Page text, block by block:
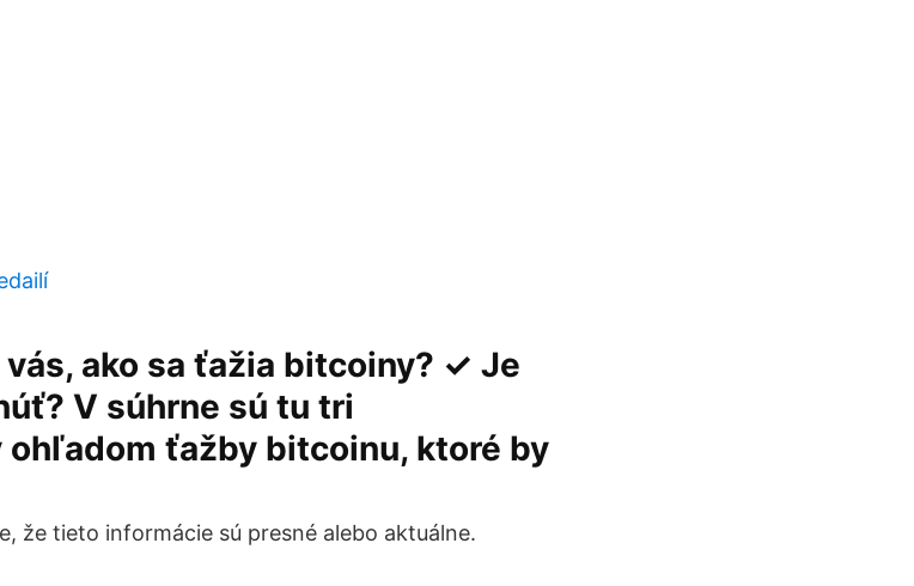
vás, ako sa ťažia bitcoiny? ✓ Je
V súhrne sú tu tri
ťažby bitcoinu, ktoré by
že tieto informácie sú presné alebo aktuálne.